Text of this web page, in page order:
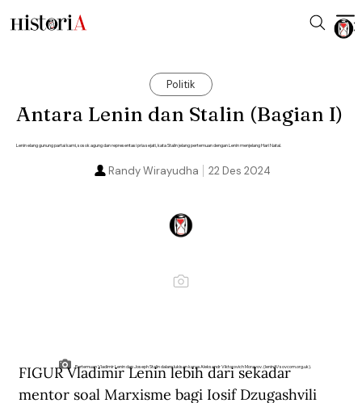
Politik
Antara Lenin dan Stalin (Bagian I)
Lenin elang gunung partai kami, sosok agung dan representasi pria sejati, kata Stalin jelang pertemuan dengan Lenin menjelang Hari Natal.
22 Des 2024
Randy Wirayudha
Pertemuan Vladimir Lenin dan Joseph Stalin dalam lukisan karya Aleksandr Viktorovich Moravov. (lenin.fi/sovcom.org.uk).
FIGUR Vladimir Lenin lebih dari sekadar
mentor soal Marxisme bagi Iosif Dzugashvili